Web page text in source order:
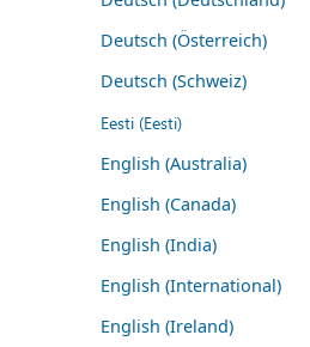
Deutsch (Österreich)
Deutsch (Schweiz)
Eesti (Eesti)
English (Australia)
English (Canada)
English (India)
English (International)
English (Ireland)